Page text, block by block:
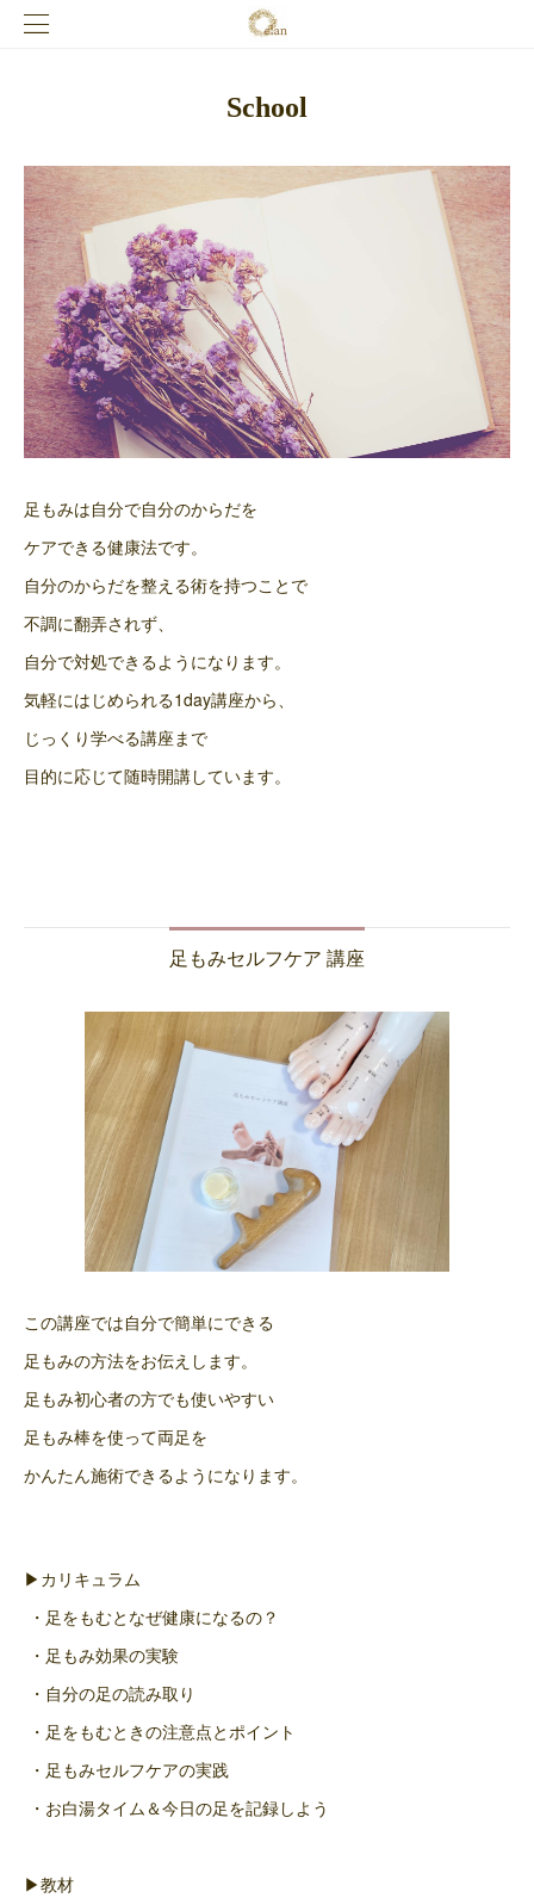
School
足もみは自分で自分のからだを
ケアできる健康法です。
自分のからだを整える術を持つことで
不調に翻弄されず、
自分で対処できるようになります。
気軽にはじめられる1day講座から、
じっくり学べる講座まで
目的に応じて随時開講しています。
足もみセルフケア 講座
この講座では自分で簡単にできる
足もみの方法をお伝えします。
足もみ初心者の方でも使いやすい
足もみ棒を使って両足を
かんたん施術できるようになります。
▶カリキュラム
・足をもむとなぜ健康になるの？
・足もみ効果の実験
・自分の足の読み取り
・足をもむときの注意点とポイント
・足もみセルフケアの実践
・お白湯タイム＆今日の足を記録しよう
▶教材